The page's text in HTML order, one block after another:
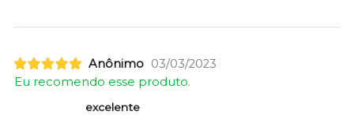
Anônimo 03/03/2023
Eu recomendo esse produto.
excelente